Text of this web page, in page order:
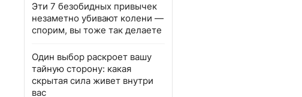
Эти 7 безобидных привычек
незаметно убивают колени —
спорим, вы тоже так делаете
Один выбор раскроет вашу
тайную сторону: какая
скрытая сила живет внутри
вас